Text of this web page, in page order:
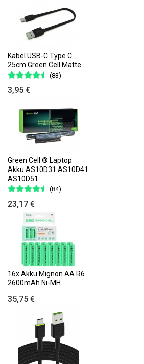
Kabel USB-C Type C
25cm Green Cell Matte..
(83)
3,95 €
Green Cell ® Laptop
Akku AS10D31 AS10D41
AS10D51..
(84)
23,17 €
16x Akku Mignon AA R6
2600mAh Ni-MH..
35,75 €